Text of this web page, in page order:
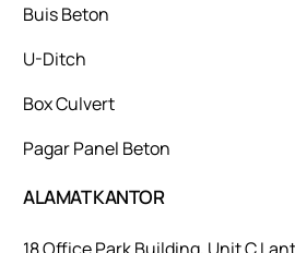
Buis Beton
U-Ditch
Box Culvert
Pagar Panel Beton
ALAMAT KANTOR